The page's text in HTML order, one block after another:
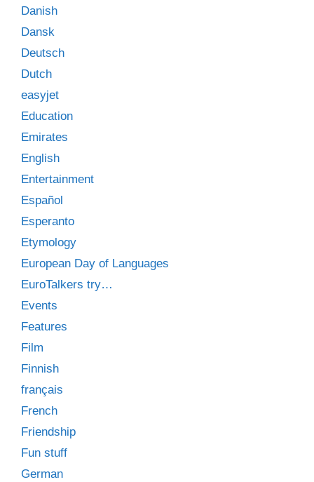
Danish
Dansk
Deutsch
Dutch
easyjet
Education
Emirates
English
Entertainment
Español
Esperanto
Etymology
European Day of Languages
EuroTalkers try…
Events
Features
Film
Finnish
français
French
Friendship
Fun stuff
German